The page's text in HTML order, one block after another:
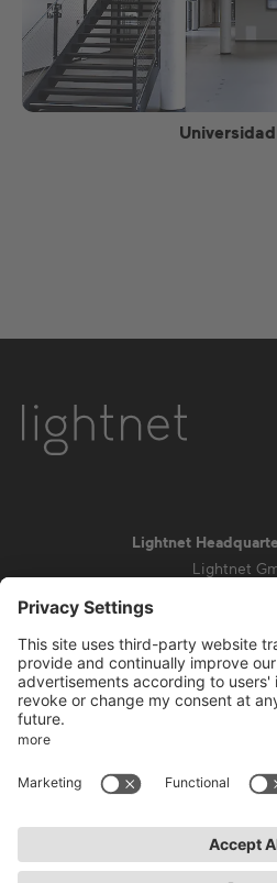
Lightnet
Lightnet
Política de
Condiciones de